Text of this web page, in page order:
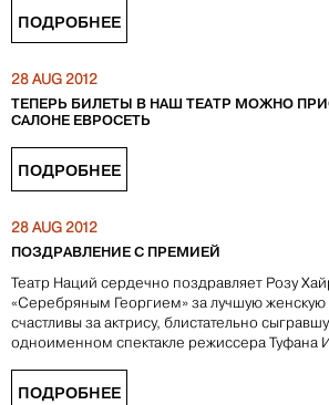
ПОДРОБНЕЕ
28 AUG 2012
ТЕПЕРЬ БИЛЕТЫ В НАШ ТЕАТР МОЖНО
САЛОНЕ ЕВРОСЕТЬ
ПОДРОБНЕЕ
28 AUG 2012
ПОЗДРАВЛЕНИЕ С ПРЕМИЕЙ
Театр Наций сердечно поздравляет Розу
«Серебряным Георгием» за лучшую
счастливы за актрису, блистательно
одноименном спектакле режиссера Туфана
ПОДРОБНЕЕ